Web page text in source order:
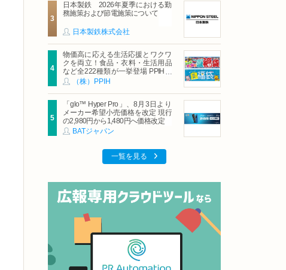
日本製鉄 2026年夏季における勤
務施策および節電施策について
日本製鉄株式会社
物価高に応える生活応援とワクワ
クを両立！食品・衣料・生活用品
など全222種類が一挙登場 PPIHグ
ループ「夏福袋」＆セール 8月6日
（株）PPIH
「glo™ Hyper Pro」、8月3日より
メーカー希望小売価格を改定 現行
の2,980円から1,480円へ価格改定
BATジャパン
一覧を見る